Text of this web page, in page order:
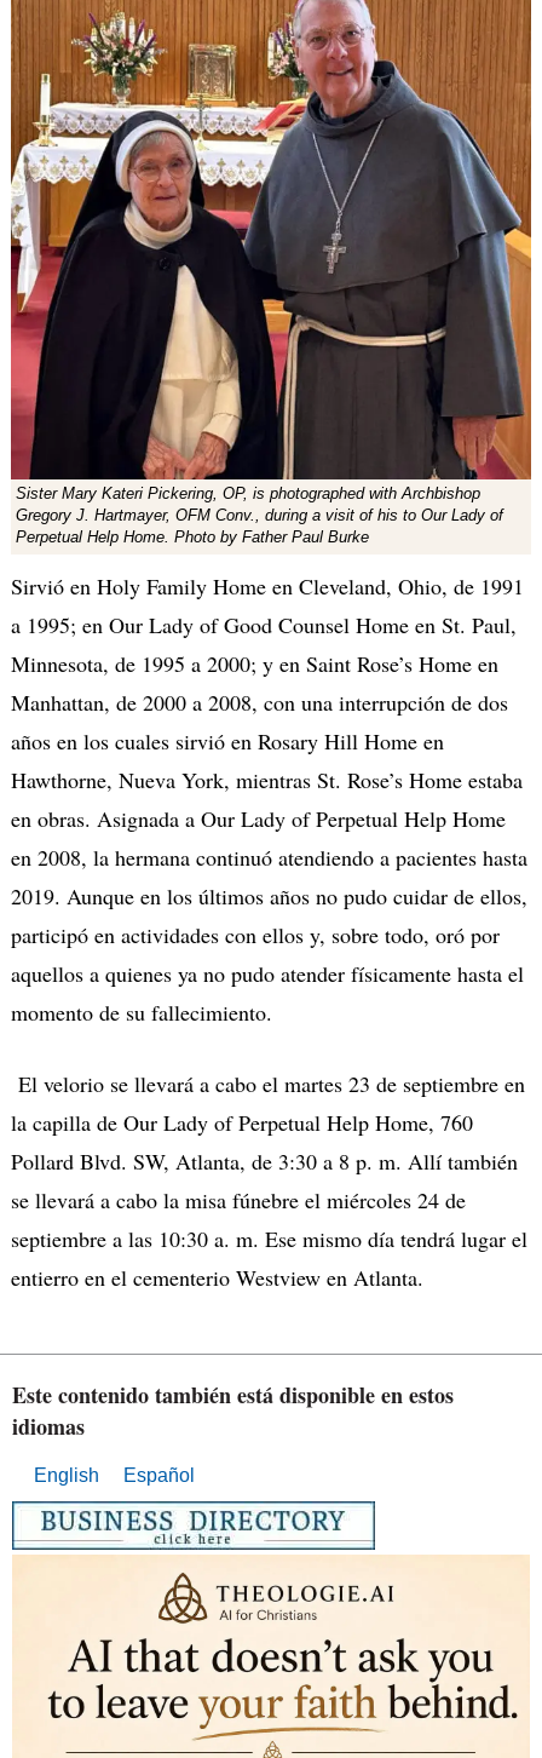
Sister Mary Kateri Pickering, OP, is photographed with Archbishop
Gregory J. Hartmayer, OFM Conv., during a visit of his to Our Lady of
Perpetual Help Home. Photo by Father Paul Burke
Sirvió en Holy Family Home en Cleveland, Ohio, de 1991
a 1995; en Our Lady of Good Counsel Home en St. Paul,
Minnesota, de 1995 a 2000; y en Saint Rose’s Home en
Manhattan, de 2000 a 2008, con una interrupción de dos
años en los cuales sirvióen Rosary Hill Home en
Hawthorne, Nueva York, mientras St. Rose’s Home estaba
en obras. Asignada a Our Lady of Perpetual Help Home
en 2008, la hermana continuó atendiendo a pacientes hasta
2019. Aunque en los últimos años no pudo cuidar de ellos,
participó en actividades con ellos y, sobre todo, oró por
aquellos a quienes ya no pudo atender físicamente hasta el
momento de su fallecimiento.
El velorio se llevará a cabo el martes 23 de septiembre en
la capilla de Our Lady of Perpetual Help Home, 760
Pollard Blvd. SW, Atlanta, de 3:30 a 8 p. m. Allí también
se llevará a cabo la misa fúnebre el miércoles 24 de
septiembre a las 10:30 a. m. Ese mismo día tendrá lugar el
entierro en el cementerio Westview en Atlanta.
Este contenido también está disponible en estos
idiomas
English Español